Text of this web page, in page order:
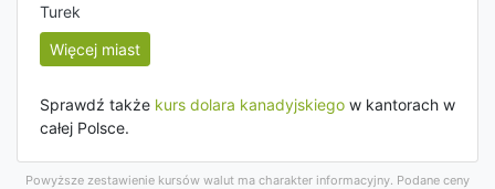
Turek
Więcej miast
Sprawdź także kurs dolara kanadyjskiego w kantorach w
całej Polsce.
Powyższe zestawienie kursów walut ma charakter informacyjny. Podane ceny